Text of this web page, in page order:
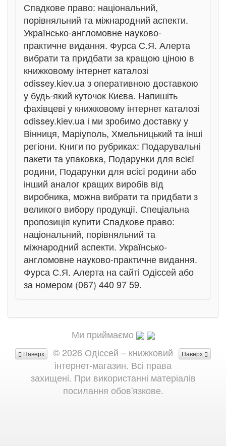
Спадкове право: національний,
порівняльний та міжнародний аспекти.
Українсько-англомовне науково-
практичне видання. Фурса С.Я. Алерта
вибрати та придбати за кращою ціною в
книжковому інтернет каталозі
odissey.kiev.ua з оперативною доставкою
у будь-який куточок Києва. Напишіть
фахівцеві у книжковому інтернет каталозі
odissey.kiev.ua і ми зробимо доставку у
Вінниця, Маріуполь, Хмельницький та інші
регіони. Книги по рубриках: Подарувальні
пакети та упаковка, Подарунки для всієї
родини, Подарунки для всієї родини або
інший аналог кращих виробів від
виробника, можна вибрати та придбати з
великого вибору продукції. Спеціальна
пропозиція купити Спадкове право:
національний, порівняльний та
міжнародний аспекти. Українсько-
англомовне науково-практичне видання.
Фурса С.Я. Алерта на сайті Одіссей або
за номером (067) 440 97 59.
Ми приймаємо
Наверх
Наверх
© 2026 Одіссей – книжковий
інтернет-магазин. Всі права
захищені. При використанні матеріалів
посилання обов'язкове.